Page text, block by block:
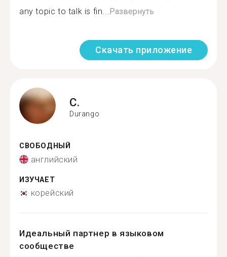
any topic to talk is fin...Развернуть
Скачать приложение
C.
Durango
СВОБОДНЫЙ
английский
ИЗУЧАЕТ
корейский
Идеальный партнер в языковом
сообществе